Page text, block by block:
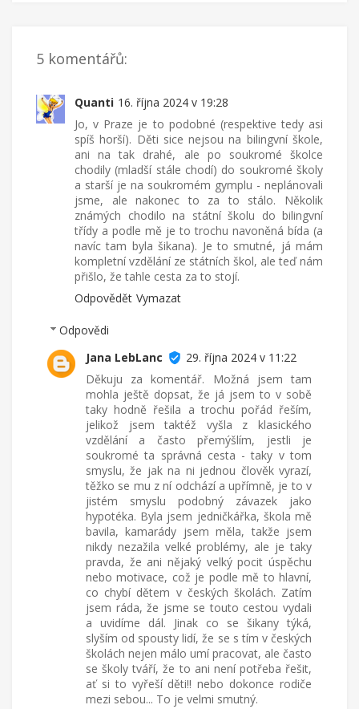
5 komentářů:
Quanti 16. října 2024 v 19:28
Jo, v Praze je to podobné (respektive tedy asi
spíš horší). Děti sice nejsou na bilingvní škole,
ani na tak drahé, ale po soukromé školce
chodily (mladší stále chodí) do soukromé školy
a starší je na soukromém gymplu - neplánovali
jsme, ale nakonec to za to stálo. Několik
známých chodilo na státní školu do bilingvní
třídy a podle mě je to trochu navoněná bída (a
navíc tam byla šikana). Je to smutné, já mám
kompletní vzdělání ze státních škol, ale teď nám
přišlo, že tahle cesta za to stojí.
Odpovědět Vymazat
Odpovědi
Jana LebLanc
29. října 2024 v 11:22
Děkuju za komentář. Možná jsem tam
mohla ještě dopsat, že já jsem to v sobě
taky hodně řešila a trochu pořád řeším,
jelikož jsem taktéž vyšla z klasického
vzdělání a často přemýšlím, jestli je
soukromé ta správná cesta - taky v tom
smyslu, že jak na ni jednou člověk vyrazí,
těžko se mu z ní odchází a upřímně, je to v
jistém smyslu podobný závazek jako
hypotéka. Byla jsem jedničkářka, škola mě
bavila, kamarády jsem měla, takže jsem
nikdy nezažila velké problémy, ale je taky
pravda, že ani nějaký velký pocit úspěchu
nebo motivace, což je podle mě to hlavní,
co chybí dětem v českých školách. Zatím
jsem ráda, že jsme se touto cestou vydali
a uvidíme dál. Jinak co se šikany týká,
slyším od spousty lidí, že se s tím v českých
školách nejen málo umí pracovat, ale často
se školy tváří, že to ani není potřeba řešit,
ať si to vyřeší děti!! nebo dokonce rodiče
mezi sebou... To je velmi smutný.